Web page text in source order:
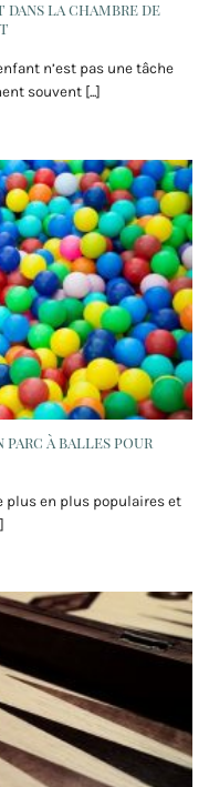
dans la chambre de
n’est pas une tâche
souvent [...]
parc à balles pour
plus en plus populaires et